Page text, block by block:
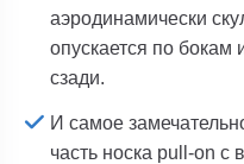
аэродинамически
опускается по бокам
сзади.
И самое
часть носка pull-on